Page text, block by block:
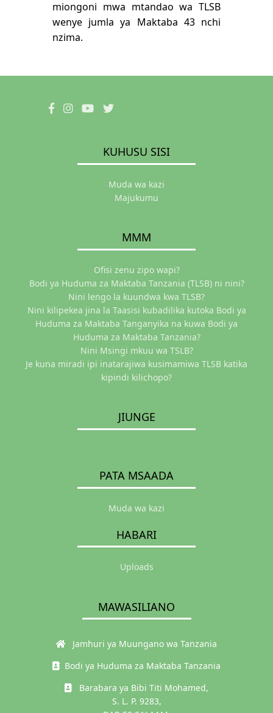
miongoni mwa mtandao wa TLSB
wenye jumla ya Maktaba 43 nchi
nzima.
KUHUSU SISI
Muda wa kazi
Majukumu
MMM
Ofisi zenu zipo wapi?
Bodi ya Huduma za Maktaba Tanzania (TLSB) ni nini?
Nini lengo la kuundwa kwa TLSB?
Nini kilipekea jina la Taasisi kubadilika kutoka Bodi ya
Huduma za Maktaba Tanganyika na kuwa Bodi ya
Huduma za Maktaba Tanzania?
Nini Msingi mkuu wa TSLB?
Je kuna miradi ipi inatarajiwa kusimamiwa TLSB katika
kipindi kilichopo?
JIUNGE
PATA MSAADA
Muda wa kazi
HABARI
Uploads
MAWASILIANO
Jamhuri ya Muungano wa Tanzania
Bodi ya Huduma za Maktaba Tanzania
Barabara ya Bibi Titi Mohamed,
S. L. P. 9283,